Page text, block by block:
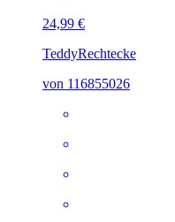
24,99 €
TeddyRechtecke
von 116855026